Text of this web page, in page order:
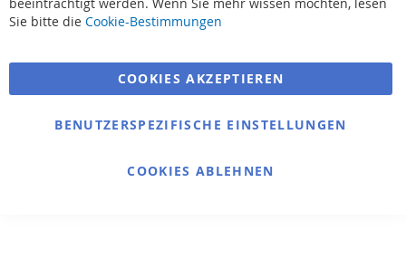
Sie bitte die Cookie-Bestimmungen
COOKIES AKZEPTIEREN
BENUTZERSPEZIFISCHE EINSTELLUNGEN
COOKIES ABLEHNEN